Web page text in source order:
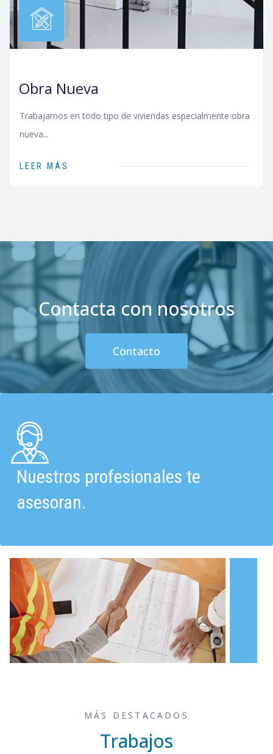
Obra Nueva
Trabajamos en todo tipo de viviendas especialmente obra
nueva...
LEER MÁS
Contacta con nosotros
Contacto
Nuestros profesionales te
asesoran.
MÁS DESTACADOS
Trabajos